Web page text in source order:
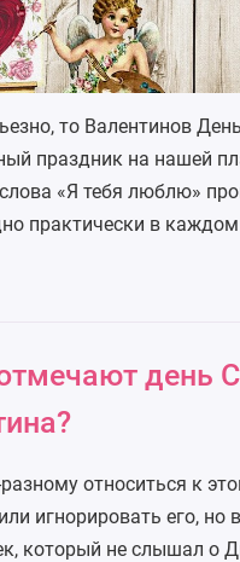
то Валентинов
праздник на нашей
«Я тебя люблю»
практически в каждом
день
относиться к
игнорировать его, но
который не слышал о